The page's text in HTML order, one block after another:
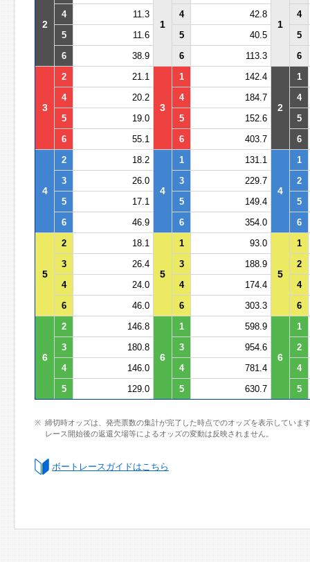
2 1 1
4
11.3 4 42.8
4
5
11.6 5 40.5
5
6
38.9 6 113.3 6
3
2 21.1
3
1 142.4
2
1
4
20.2 4 184.7
4
5
19.0 5 152.6
5
6
55.1 6 403.7 6
4
2 18.2
4
1 131.1
4
1
3
26.0 3 229.7
2
5
17.1 5 149.4
5
6
46.9 6 354.0 6
5
2 18.1
5
1 93.0
5
1
3
26.4 3 188.9
2
4
24.0 4 174.4
4
6
46.0 6 303.3 6
6
2 146.8
6
1 598.9
6
1
3
180.8 3 954.6
2
4
146.0 4 781.4
4
5
129.0 5 630.7 5
締切時オッズは、発売票数の集計が完了した時点でのオッズを表示していま
レース開始後の返還欠場等によるオッズの変動は反映されません。
ボートレースガイドはこちら